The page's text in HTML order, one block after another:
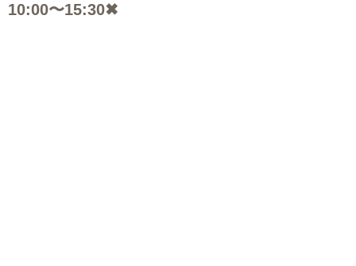
10:00〜15:30✖